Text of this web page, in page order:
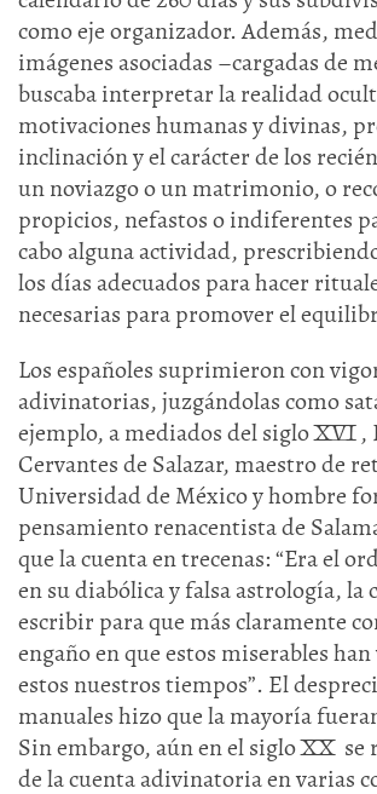
como eje organizador. Además,
imágenes asociadas –cargadas de
buscaba interpretar la realidad
motivaciones humanas y divinas,
inclinación y el carácter de los
un noviazgo o un matrimonio, o
propicios, nefastos o indiferentes
cabo alguna actividad,
los días adecuados para hacer
necesarias para promover el
Los españoles suprimieron con
adivinatorias, juzgándolas como
ejemplo, a mediados del siglo XVI ,
Cervantes de Salazar, maestro de
Universidad de México y hombre
pensamiento renacentista de
que la cuenta en trecenas: “Era el
en su diabólica y falsa astrología, la
escribir para que más claramente
engaño en que estos miserables
estos nuestros tiempos”. El
manuales hizo que la mayoría
Sin embargo, aún en el siglo XX se
de la cuenta adivinatoria en varias